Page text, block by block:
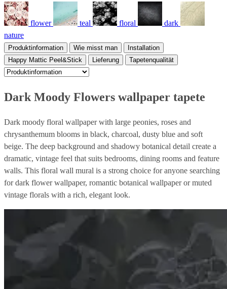
flower teal floral
dark
nature
Produktinformation Wie misst man
Installation
Happy Mattic Peel&Stick
Lieferung Tapetenqualität
Dark Moody Flowers wallpaper tapete
Dark moody floral wallpaper with large peonies, roses and
chrysanthemum blooms in black, charcoal, dusty blue and soft
beige. The deep background and shadowy botanical detail create a
dramatic, vintage feel that suits bedrooms, dining rooms and feature
walls. This floral wall mural is a strong choice for anyone searching
for dark flower wallpaper, romantic botanical wallpaper or muted
vintage florals with a rich, elegant look.